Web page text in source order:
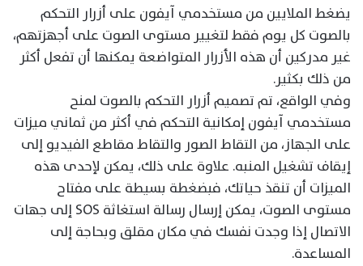
يضغط الملايين من مستخدمي آيفون على أزرار التحكم
بالصوت كل يوم فقط لتغيير مستوى الصوت على أجهزتهم،
غير مدركين أن هذه الأزرار المتواضعة يمكنها أن تفعل أكثر
من ذلك بكثير.
وفي الواقع، تم تصميم أزرار التحكم بالصوت لمنح
مستخدمي آيفون إمكانية التحكم في أكثر من ثماني ميزات
على الجهاز، من التقاط الصور والتقاط مقاطع الفيديو إلى
إيقاف تشغيل المنبه. علاوة على ذلك، يمكن لإحدى هذه
الميزات أن تنقذ حياتك، فبضغطة بسيطة على مفتاح
مستوى الصوت، يمكن إرسال رسالة استغاثة SOS إلى جهات
الاتصال إذا وجدت نفسك في مكان مقلق وبحاجة إلى
المساعدة.